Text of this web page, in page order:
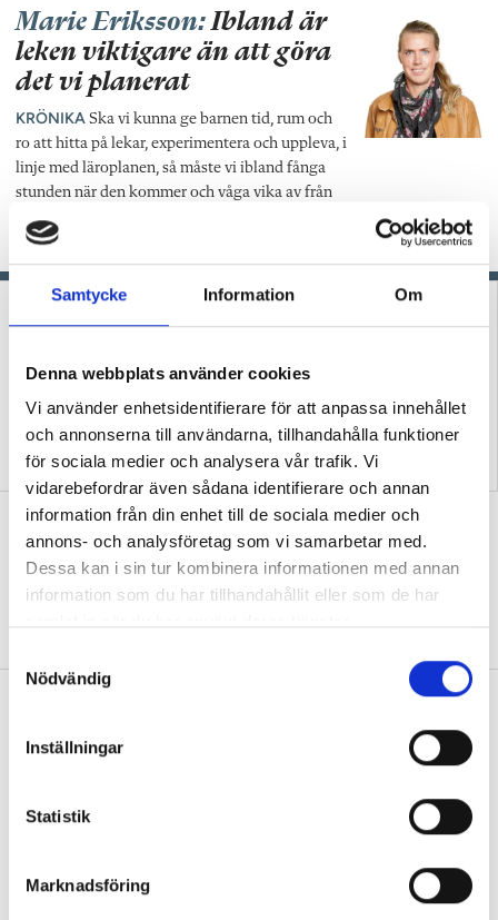
Samtycke Information Om
Denna webbplats använder cookies
Vi använder enhetsidentifierare för att anpassa innehållet
och annonserna till användarna, tillhandahålla funktioner
för sociala medier och analysera vår trafik. Vi
vidarebefordrar även sådana identifierare och annan
information från din enhet till de sociala medier och
annons- och analysföretag som vi samarbetar med.
Dessa kan i sin tur kombinera informationen med annan
information som du har tillhandahållit eller som de har
Nödvändig
Inställningar
Statistik
Marknadsföring
Marie Eriksson:Ibland är
leken viktigare än att göra
det vi planerat
KRÖNIKA Ska vi kunna ge barnen tid, rum och
ro att hitta på lekar, experimentera och uppleva, i
linje med läroplanen, så måste vi ibland fånga
stunden när den kommer och våga vika av från
det planerade spåret, skriver förskolläraren
Marie Eriksson.
Podcast: Hur skapar vi
framtidstro i förskolan?
Förskoleupprorets
grundare kan inte vara tyst
Så skapar Anna band till naturen med
utepedagogik
FOKUS”Det är viktigt att synliggöra hela
Debatt: ”Förskolan är ingen isolerad ö
att antingen ändra något eller stå fast vid sitt
förälder.